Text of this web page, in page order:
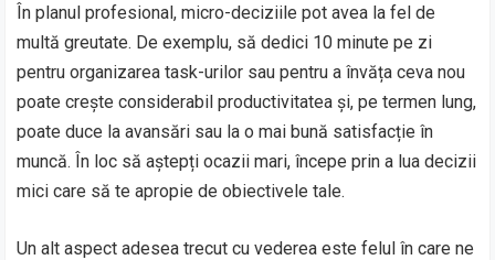
În planul profesional, micro-deciziile pot avea la fel de
multă greutate. De exemplu, să dedici 10 minute pe zi
pentru organizarea task-urilor sau pentru a învăța ceva nou
poate crește considerabil productivitatea și, pe termen lung,
poate duce la avansări sau la o mai bună satisfacție în
muncă. În loc să aștepți ocazii mari, începe prin a lua decizii
mici care să te apropie de obiectivele tale.
Un alt aspect adesea trecut cu vederea este felul în care ne